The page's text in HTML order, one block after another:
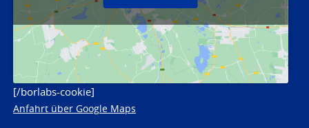
[/borlabs-cookie]
Anfahrt über Google Maps